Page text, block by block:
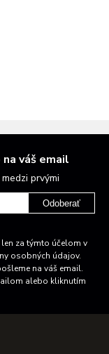
váš email
prvými
Odoberať
za týmto účelom v
osobných údajov.
na váš email.
alebo kliknutím